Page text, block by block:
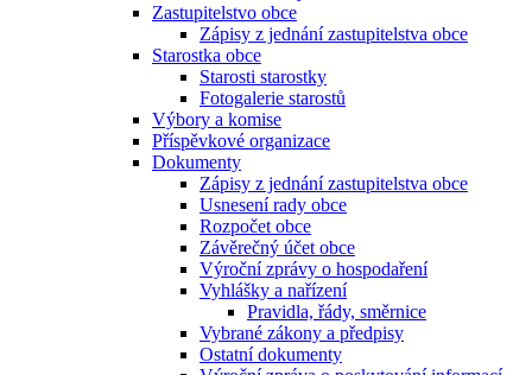
Zastupitelstvo obce
Zápisy z jednání zastupitelstva obce
Starostka obce
Starosti starostky
Fotogalerie starostů
Výbory a komise
Příspěvkové organizace
Dokumenty
Zápisy z jednání zastupitelstva obce
Usnesení rady obce
Rozpočet obce
Závěrečný účet obce
Výroční zprávy o hospodaření
Vyhlášky a nařízení
Pravidla, řády, směrnice
Vybrané zákony a předpisy
Ostatní dokumenty